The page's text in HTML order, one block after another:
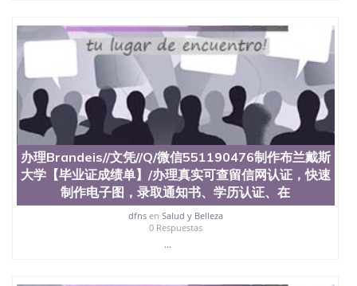
551190476 网上买文凭可靠吗QQ微信551190476买国
外文凭质量QQ微信551190476国外本科毕业证怎么办
理QQ微信551190476国外大学文凭真制作QQ微信
551190476办国外文凭可找工作QQ微信551190476国
外大学有毕业证QQ微信551190476办理国外毕业证价
格QQ微信551190476国外编号查询QQ微信551190476
办理国外文凭要交定金吗QQ微信551190476办国外可
查文凭QQ微信551190476网上购买真文凭可信吗QQ
微信551190476学士学位证书查询机构QQ微信
551190476 国外资格证书办理QQ微信551190476如何
办理学历认证QQ微信551190476海外文凭认证办理
QQ微信551190476 圣何塞州立大学（San Jose State
University, 又译为“圣荷西州立大学”）成立于1857
年，简称SJSU，是加州历史悠久的大学之一，也是美
西地区的公立大学之一。位于圣何塞市San Jose中
心，占地154公顷。它是一所位于加利福尼亚州的著
办理Brandeis//文凭//Q/微信551190476制作布兰戴斯
大学【毕业证成绩单】/办理真实可查留信网认证，快速
制作电子图，录取通知书、学历认证、在
dfnsen Salud y Belleza
0 Respuestas
...